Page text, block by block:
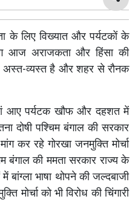
के लिए विख्यात और पर्यटकों के
आज अराजकता और हिंसा की
व्यस्त है और शहर से रौनक
आए पर्यटक खौफ और दहशत में
दोषी पश्चिम बंगाल की सरकार
कर रहे गोरखा जनमुक्ति मोर्चा
बंगाल की ममता सरकार राज्य के
बांग्ला भाषा थोपने की जल्दबाजी
मोर्चा को भी विरोध की चिंगारी